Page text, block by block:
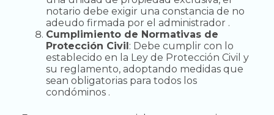
notario debe exigir una constancia de no
adeudo firmada por el administrador .
Cumplimiento de Normativas de
Protección Civil: Debe cumplir con lo
establecido en la Ley de Protección Civil y
su reglamento, adoptando medidas que
sean obligatorias para todos los
condóminos .